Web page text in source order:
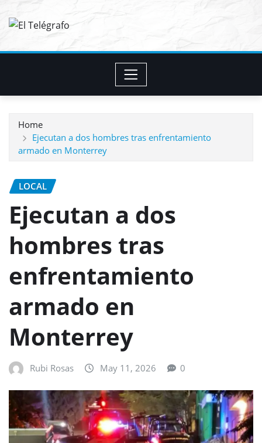
Home
Ejecutan a dos hombres tras enfrentamiento
armado en Monterrey
LOCAL
Ejecutan a dos
hombres tras
enfrentamiento
armado en
Monterrey
Rubi Rosas May 11, 2026 0